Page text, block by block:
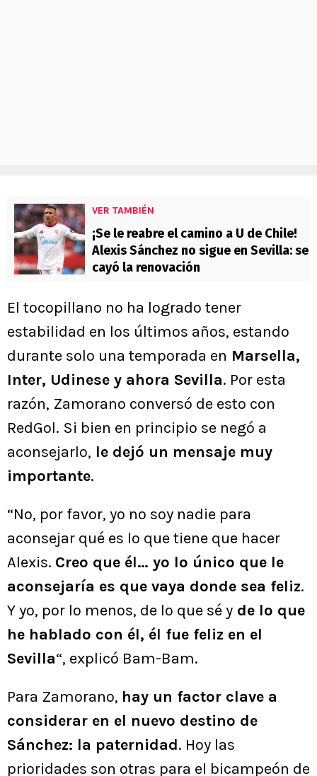
VER TAMBIÉN
¡Se le reabre el camino a U de Chile!
Alexis Sánchez no sigue en Sevilla: se
cayó la renovación
El tocopillano no ha logrado tener
estabilidad en los últimos años, estando
durante solo una temporada en Marsella,
Inter, Udinese y ahora Sevilla. Por esta
razón, Zamorano conversó de esto con
RedGol. Si bien en principio se negó a
aconsejarlo, le dejó un mensaje muy
importante.
“No, por favor, yo no soy nadie para
aconsejar qué es lo que tiene que hacer
Alexis. Creo que él… yo lo único que le
aconsejaría es que vaya donde sea feliz.
Y yo, por lo menos, de lo que sé y de lo que
he hablado con él, él fue feliz en el
Sevilla“, explicó Bam-Bam.
Para Zamorano, hay un factor clave a
considerar en el nuevo destino de
Sánchez: la paternidad. Hoy las
prioridades son otras para el bicampeón de